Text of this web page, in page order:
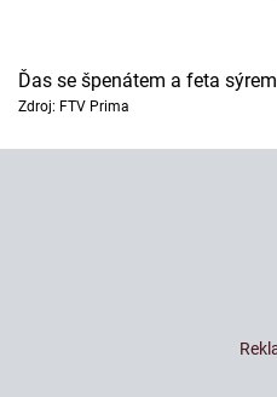
Ďas se špenátem a feta sýrem
Zdroj: FTV Prima